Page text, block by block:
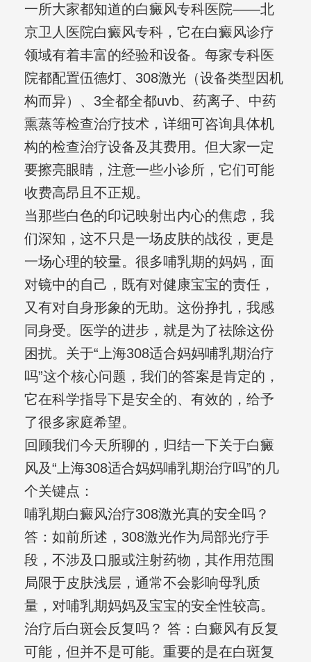
一所大家都知道的白癜风专科医院——北
京卫人医院白癜风专科，它在白癜风诊疗
领域有着丰富的经验和设备。每家专科医
院都配置伍德灯、308激光（设备类型因机
构而异）、3全都全都uvb、药离子、中药
熏蒸等检查治疗技术，详细可咨询具体机
构的检查治疗设备及其费用。但大家一定
要擦亮眼睛，注意一些小诊所，它们可能
收费高昂且不正规。
当那些白色的印记映射出内心的焦虑，我
们深知，这不只是一场皮肤的战役，更是
一场心理的较量。很多哺乳期的妈妈，面
对镜中的自己，既有对健康宝宝的责任，
又有对自身形象的无助。这份挣扎，我感
同身受。医学的进步，就是为了祛除这份
困扰。关于“上海308适合妈妈哺乳期治疗
吗”这个核心问题，我们的答案是肯定的，
它在科学指导下是安全的、有效的，给予
了很多家庭希望。
回顾我们今天所聊的，归结一下关于白癜
风及“上海308适合妈妈哺乳期治疗吗”的几
个关键点：
哺乳期白癜风治疗308激光真的安全吗？
答：如前所述，308激光作为局部光疗手
段，不涉及口服或注射药物，其作用范围
局限于皮肤浅层，通常不会影响母乳质
量，对哺乳期妈妈及宝宝的安全性较高。
治疗后白斑会反复吗？ 答：白癜风有反复
可能，但并不是可能。重要的是在白斑复